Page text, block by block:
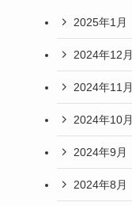
2025年1月
2024年12月
2024年11月
2024年10月
2024年9月
2024年8月